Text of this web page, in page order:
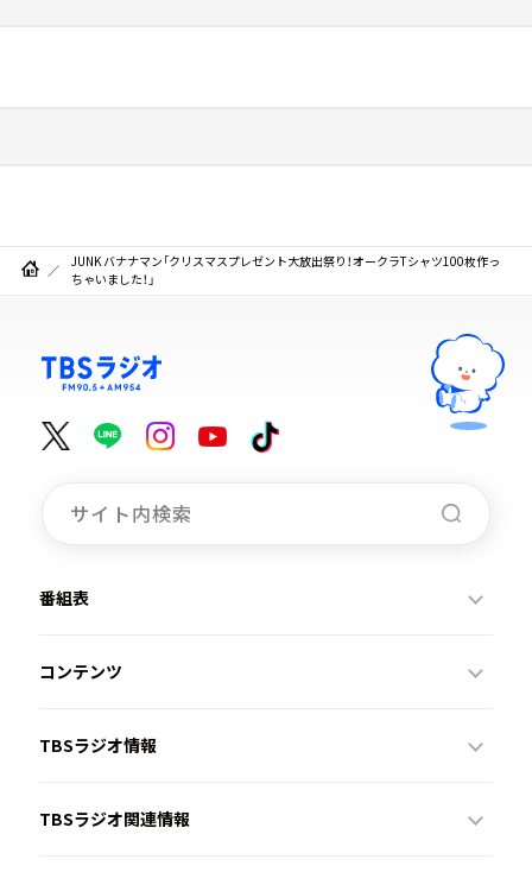
JUNK バナナマン「クリスマスプレゼント大放出祭り！オークラTシャツ100枚作っ
ちゃいました！」
番組表
コンテンツ
TBSラジオ情報
TBSラジオ関連情報